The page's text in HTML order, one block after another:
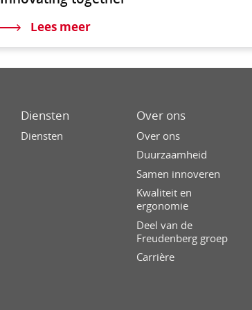
Lees meer
Diensten
Diensten
Over ons
Over ons
Duurzaamheid
Samen innoveren
Kwaliteit en
ergonomie
Deel van de
Freudenberg groep
Carrière